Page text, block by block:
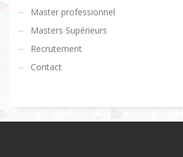
Master professionnel
Masters Supérieurs
Recrutement
Contact